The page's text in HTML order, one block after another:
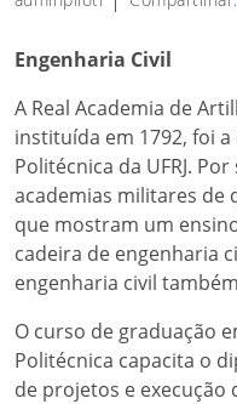
Engenharia Civil
A Real Academia de
instituída em 1792, foi
Politécnica da UFRJ.
academias militares de
que mostram um
cadeira de engenharia
engenharia civil
O curso de graduação
Politécnica capacita o
de projetos e execução